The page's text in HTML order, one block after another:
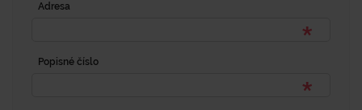
Adresa
Popisné číslo